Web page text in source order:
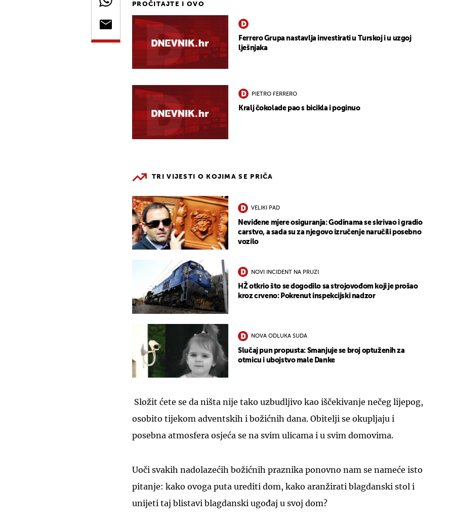
PROČITAJTE I OVO
Ferrero Grupa nastavlja investirati u Turskoj i u uzgoj
lješnjaka
PIETRO FERRERO
Kralj čokolade pao s bicikla i poginuo
TRI VIJESTI O KOJIMA SE PRIČA
VELIKI PAD
Neviđene mjere osiguranja: Godinama se skrivao i gradio
carstvo, a sada su za njegovo izručenje naručili posebno
vozilo
NOVI INCIDENT NA PRUZI
HŽ otkrio što se dogodilo sa strojovođom koji je prošao
kroz crveno: Pokrenut inspekcijski nadzor
NOVA ODLUKA SUDA
Slučaj pun propusta: Smanjuje se broj optuženih za
otmicu i ubojstvo male Danke
Složit ćete se da ništa nije tako uzbudljivo kao iščekivanje nečeg lijepog,
osobito tijekom adventskih i božićnih dana. Obitelji se okupljaju i
posebna atmosfera osjeća se na svim ulicama i u svim domovima.
Uoči svakih nadolazećih božićnih praznika ponovno nam se nameće isto
pitanje: kako ovoga puta urediti dom, kako aranžirati blagdanski stol i
unijeti taj blistavi blagdanski ugođaj u svoj dom?